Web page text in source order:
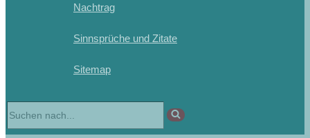
Nachtrag
Sinnsprüche und Zitate
Sitemap